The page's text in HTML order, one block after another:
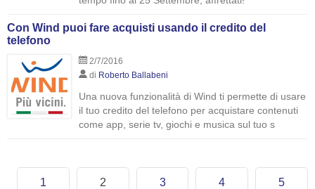
Con Wind puoi fare acquisti usando il credito del
telefono
2/7/2016
di Roberto Ballabeni
Una nuova funzionalità di Wind ti permette di usare
il tuo credito del telefono per acquistare contenuti
come app, serie tv, giochi e musica sul tuo s
1 2 3 4 5